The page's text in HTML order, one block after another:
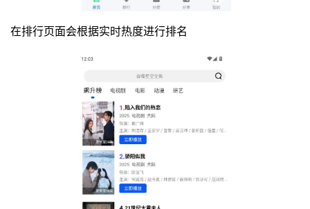
在排行页面会根据实时热度进行排名